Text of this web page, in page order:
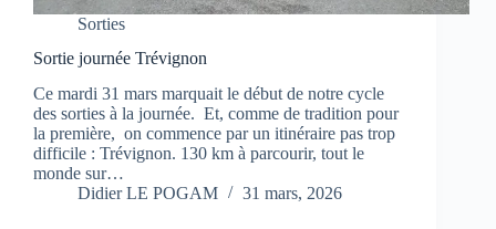
Sorties
Sortie journée Trévignon
Ce mardi 31 mars marquait le début de notre cycle
des sorties à la journée. Et, comme de tradition pour
la première, on commence par un itinéraire pas trop
difficile : Trévignon. 130 km à parcourir, tout le
monde sur…
Didier LE POGAM
31 mars, 2026